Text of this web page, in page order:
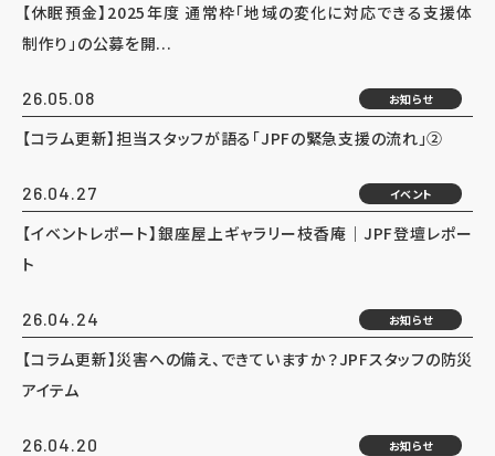
【休眠預金】2025年度 通常枠「地域の変化に対応できる支援体
制作り」の公募を開...
26.05.08 お知らせ
【コラム更新】担当スタッフが語る「JPFの緊急支援の流れ」②
26.04.27 イベント
【イベントレポート】銀座屋上ギャラリー枝香庵｜JPF登壇レポー
ト
26.04.24 お知らせ
【コラム更新】災害への備え、できていますか？JPFスタッフの防災
アイテム
26.04.20 お知らせ